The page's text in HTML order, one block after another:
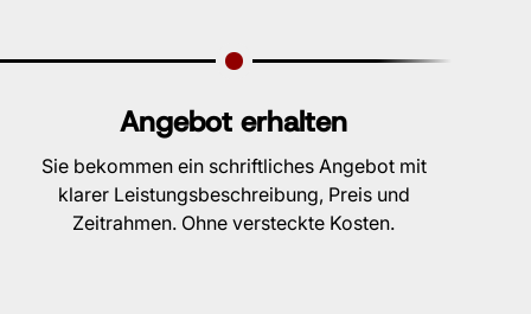
Angebot erhalten
Sie bekommen ein schriftliches Angebot mit
klarer Leistungsbeschreibung, Preis und
Zeitrahmen. Ohne versteckte Kosten.